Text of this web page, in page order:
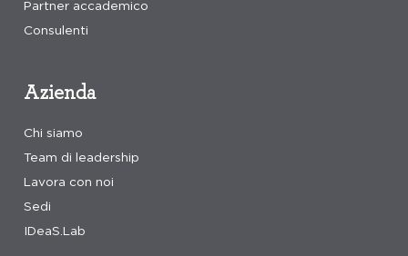
Azienda
Chi siamo
Team di leadership
Lavora con noi
Sedi
IDeaS.Lab
Partner accademico
Consulenti